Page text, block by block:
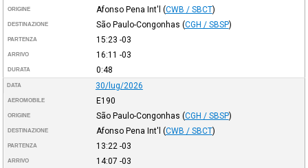
ORIGINE Afonso Pena Int'l (CWB / SBCT)
DESTINAZIONE São Paulo-Congonhas (CGH / SBSP)
PARTENZA 15:23 -03
ARRIVO 16:11 -03
DURATA 0:48
DATA 30/lug/2026
AEROMOBILE E190
ORIGINE São Paulo-Congonhas (CGH / SBSP)
DESTINAZIONE Afonso Pena Int'l (CWB / SBCT)
PARTENZA 13:22 -03
ARRIVO 14:07 -03